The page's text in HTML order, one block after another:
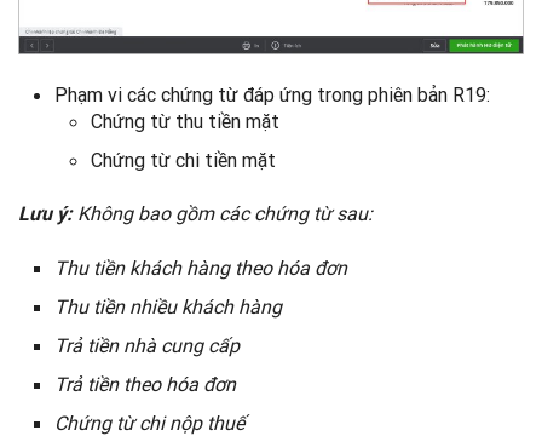
Phạm vi các chứng từ đáp ứng trong phiên bản R19:
Chứng từ thu tiền mặt
Chứng từ chi tiền mặt
Lưu ý:Không bao gồm các chứng từ sau:
Thu tiền khách hàng theo hóa đơn
Thu tiền nhiều khách hàng
Trả tiền nhà cung cấp
Trả tiền theo hóa đơn
Chứng từ chi nộp thuế